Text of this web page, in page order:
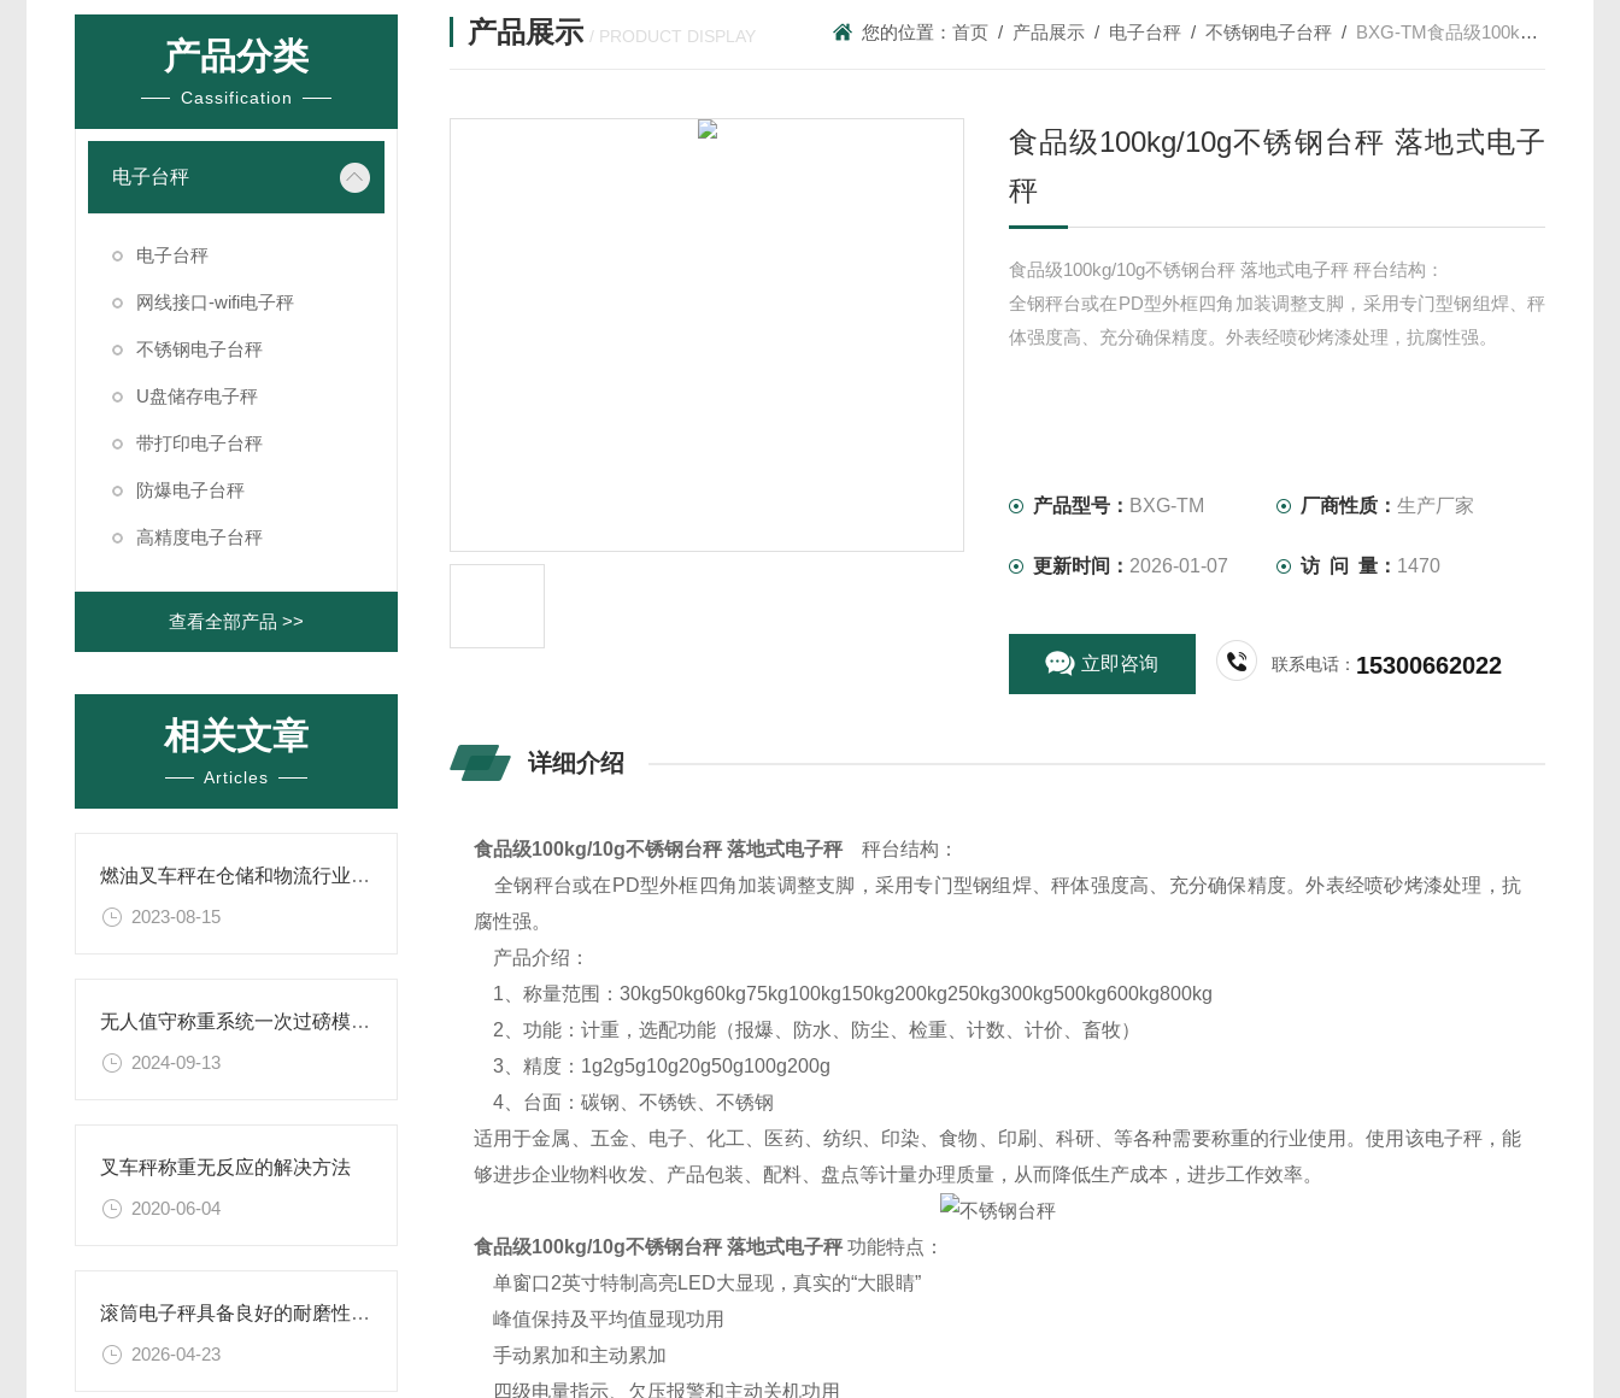
产品分类
Cassification
电子台秤
电子台秤
网线接口-wifi电子秤
不锈钢电子台秤
U盘储存电子秤
带打印电子台秤
防爆电子台秤
高精度电子台秤
查看全部产品 >>
相关文章
Articles
燃油叉车秤在仓储和物流行业中发挥着重要的作用
2023-08-15
无人值守称重系统一次过磅模式的优势
2024-09-13
叉车秤称重无反应的解决方法
2020-06-04
滚筒电子秤具备良好的耐磨性和抗腐蚀性
2026-04-23
产品展示 / PRODUCT DISPLAY 您的位置：首页 / 产品展示 / 电子台秤 /不锈钢电子台秤 / BXG-TM食品级100kg/10g不锈钢台秤 落地式电子秤
食品级100kg/10g不锈钢台秤 落地式电子
秤
食品级100kg/10g不锈钢台秤 落地式电子秤 秤台结构：
全钢秤台或在PD型外框四角加装调整支脚，采用专门型钢组焊、秤
体强度高、充分确保精度。外表经喷砂烤漆处理，抗腐性强。
产品型号： BXG-TM 厂商性质：生产厂家
更新时间： 2026-01-07 访 问 量： 1470
立即咨询 联系电话： 15300662022
详细介绍
食品级100kg/10g不锈钢台秤 落地式电子秤秤台结构：
全钢秤台或在PD型外框四角加装调整支脚，采用专门型钢组焊、秤体强度高、充分确保精度。外表经喷砂烤漆处理，抗
腐性强。
产品介绍：
1、称量范围：30kg50kg60kg75kg100kg150kg200kg250kg300kg500kg600kg800kg
2、功能：计重，选配功能（报爆、防水、防尘、检重、计数、计价、畜牧）
3、精度：1g2g5g10g20g50g100g200g
4、台面：碳钢、不锈铁、不锈钢
适用于金属、五金、电子、化工、医药、纺织、印染、食物、印刷、科研、等各种需要称重的行业使用。使用该电子秤，能
够进步企业物料收发、产品包装、配料、盘点等计量办理质量，从而降低生产成本，进步工作效率。
食品级100kg/10g不锈钢台秤 落地式电子秤功能特点：
单窗口2英寸特制高亮LED大显现，真实的“大眼睛”
峰值保持及平均值显现功用
手动累加和主动累加
四级电量指示、欠压报警和主动关机功用